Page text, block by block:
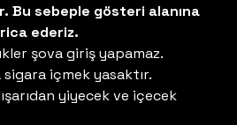
Bu sebeple gösteri alanına
ederiz.
şova giriş yapamaz.
sigara içmek yasaktır.
yiyecek ve içecek